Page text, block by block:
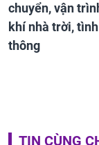
chuyển, vận
khí nhà trời,
thông
TIN CÙNG